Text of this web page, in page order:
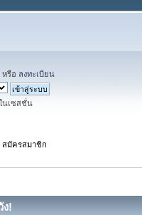
หรือ ลงทะเบียน
นเซสชั่น
สมัครสมาชิก
ง!